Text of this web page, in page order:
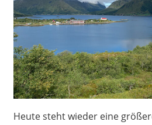
Heute steht wieder eine